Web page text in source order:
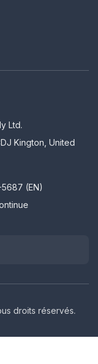
Ltd.
Kington, United
(EN)
droits réservés.